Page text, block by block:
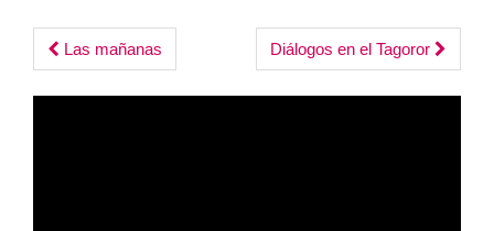
Post
navigation
Las mañanas Diálogos en el Tagoror